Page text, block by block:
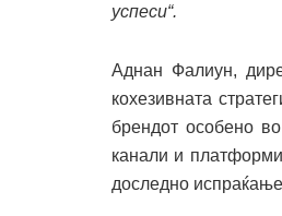
успеси“.
Аднан Фалиун,
кохезивната
брендот особено
канали и
доследно